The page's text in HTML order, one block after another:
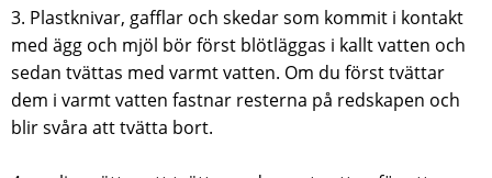
3. Plastknivar, gafflar och skedar som kommit i kontakt
med ägg och mjöl bör först blötläggas i kallt vatten och
sedan tvättas med varmt vatten. Om du först tvättar
dem i varmt vatten fastnar resterna på redskapen och
blir svåra att tvätta bort.